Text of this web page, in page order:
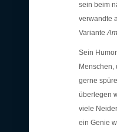
sein beim
verwandte
Variante
Sein
Menschen,
gerne
überlegen
viele
ein Genie